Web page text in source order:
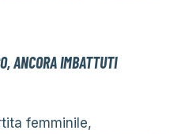
ANCORA IMBATTUTI
femminile,